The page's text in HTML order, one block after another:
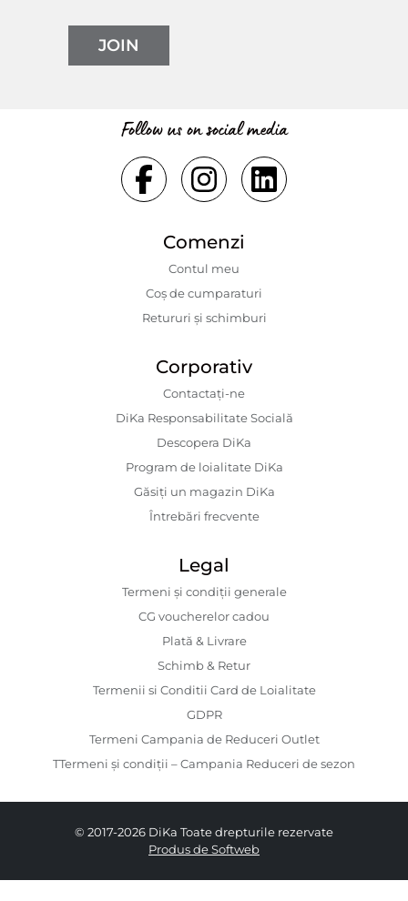
JOIN
Follow us on social media
Comenzi
Contul meu
Coș de cumparaturi
Retururi și schimburi
Corporativ
Contactaţi-ne
DiKa Responsabilitate Socială
Descopera DiKa
Program de loialitate DiKa
Găsiți un magazin DiKa
Întrebări frecvente
Legal
Termeni și condiții generale
CG voucherelor cadou
Plată & Livrare
Schimb & Retur
Termenii si Conditii Card de Loialitate
GDPR
Termeni Campania de Reduceri Outlet
TTermeni și condiții – Campania Reduceri de sezon
© 2017-2026 DiKa Toate drepturile rezervate
Produs de Softweb